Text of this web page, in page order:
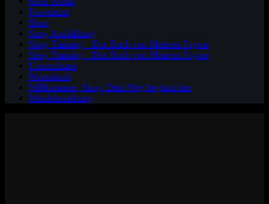
Newsletter
Shop
Sissy Ausbildung
Sissy Training – Das Buch von Mistress Fayme
Sissy Training – Das Buch von Mistress Fayme
Unterstützen
Warenkorb
Willkommen, Sissy. Dein Weg beginnt hier
Windelerziehung